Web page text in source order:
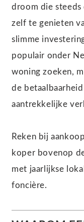
droom die
zelf te genieten
slimme
populair onder
woning zoeken,
de
aantrekkelijke
Reken bij
koper bovenop
met jaarlijkse
foncière.